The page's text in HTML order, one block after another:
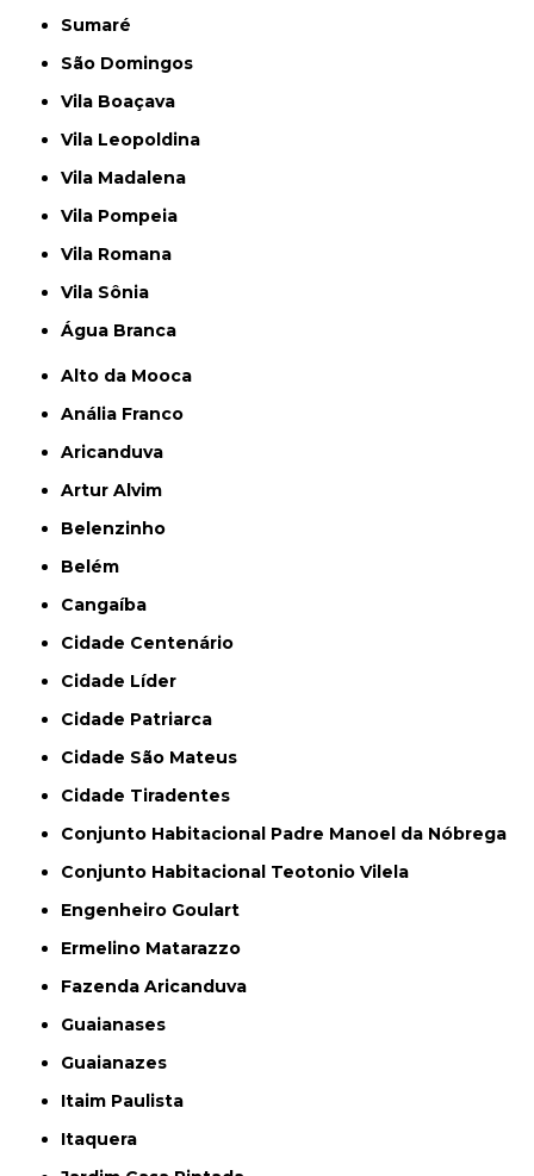
Sumaré
São Domingos
Vila Boaçava
Vila Leopoldina
Vila Madalena
Vila Pompeia
Vila Romana
Vila Sônia
Água Branca
Alto da Mooca
Anália Franco
Aricanduva
Artur Alvim
Belenzinho
Belém
Cangaíba
Cidade Centenário
Cidade Líder
Cidade Patriarca
Cidade São Mateus
Cidade Tiradentes
Conjunto Habitacional Padre Manoel da Nóbrega
Conjunto Habitacional Teotonio Vilela
Engenheiro Goulart
Ermelino Matarazzo
Fazenda Aricanduva
Guaianases
Guaianazes
Itaim Paulista
Itaquera